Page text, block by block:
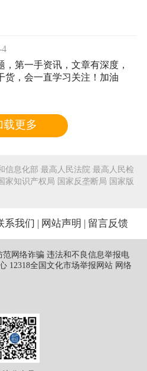
，第一手资讯，文章有深度，
货，会一直学习关注！加油
载更多
信息化部 最高人民法院 最高人民检
家知识产权局 国家反垄断局 国家版
系我们 网站声明 留言反馈
范网络诈骗 违法和不良信息举报电
12318全国文化市场举报网站 网络